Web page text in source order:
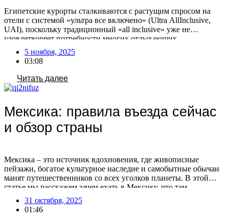
Египетские курорты сталкиваются с растущим спросом на
отели с системой «ультра все включено» (Ultra AllInclusive,
UAI), поскольку традиционный «all inclusive» уже не
удовлетворяет потребности многих отдыхающих.
Туроператоры фиксируют увеличение числа бронирований по
этой системе, что связано с изменением предпочтений
туристов. Путешественники все чаще выбирают отели с
расширенным пакетом услуг, стремясь к максимальному
комфорту и предсказуемости […]
5 ноября, 2025
03:08
Читать далее
Мексика: правила въезда сейчас
и обзор страны
Мексика – это источник вдохновения, где живописные
пейзажи, богатое культурное наследие и самобытные обычаи
манят путешественников со всех уголков планеты. В этой
статье мы расскажем зачем ехать в Мексику, что там
посмотреть, нужна ли виза сейчас и как лететь в эту страну.
Зачем ехать в Мексику Мексика – популярное туристическое
направление, предлагающее отдых на пляжах […]
31 октября, 2025
01:46